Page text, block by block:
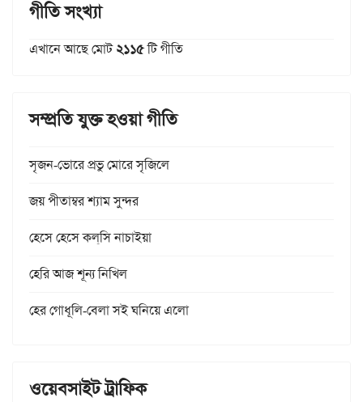
গীতি সংখ্যা
এখানে আছে মোট২১১৫টি গীতি
সম্প্রতি যুক্ত হওয়া গীতি
সৃজন-ভোরে প্রভু মোরে সৃজিলে
জয় পীতাম্বর শ্যাম সুন্দর
হেসে হেসে কল্‌সি নাচাইয়া
হেরি আজ শূন্য নিখিল
হের গোধূলি-বেলা সই ঘনিয়ে এলো
ওয়েবসাইট ট্রাফিক